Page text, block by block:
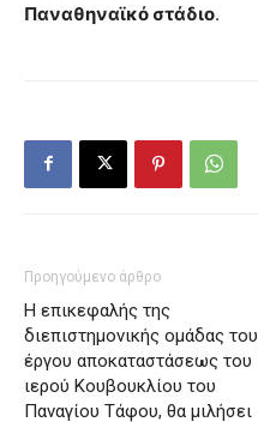
Παναθηναϊκό στάδιο.
Προηγούμενο άρθρο
Η επικεφαλής της
διεπιστημονικής ομάδας του
έργου αποκαταστάσεως του
ιερού Κουβουκλίου του
Παναγίου Τάφου, θα μιλήσει